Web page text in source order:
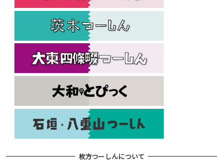
枚方つーしんについて